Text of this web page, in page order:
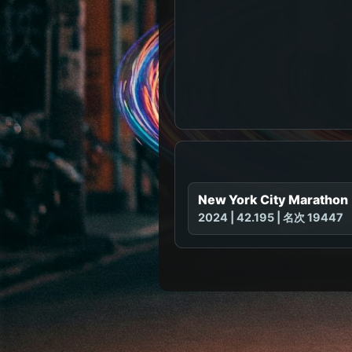
New York City Marathon
2024 | 42.195 | 名次 19447